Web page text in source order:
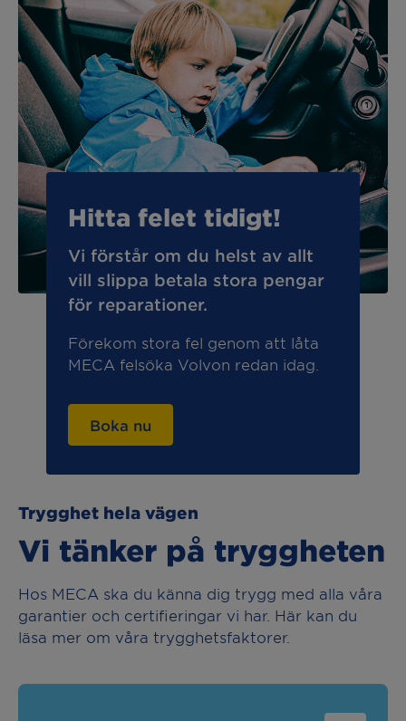
Hitta felet tidigt!
Vi förstår om du helst av allt
vill slippa betala stora pengar
för reparationer.
Förekom stora fel genom att låta
MECA felsöka Volvon redan idag.
Boka nu
Trygghet hela vägen
Vi tänker på tryggheten
Hos MECA ska du känna dig trygg med alla våra
garantier och certifieringar vi har. Här kan du
läsa mer om våra trygghetsfaktorer.